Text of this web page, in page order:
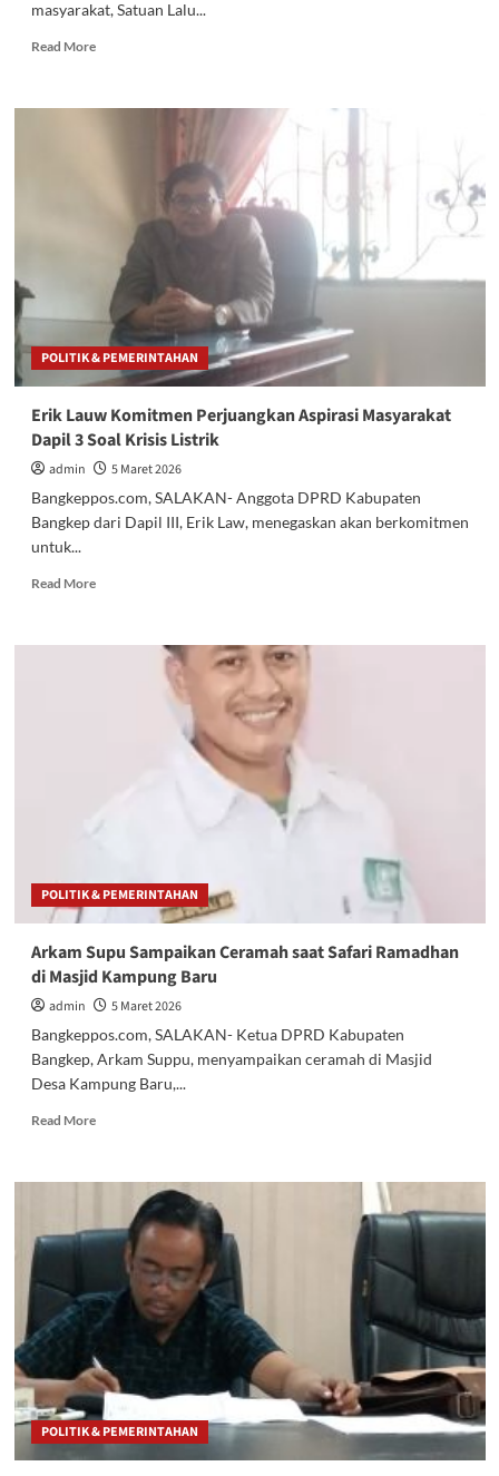
masyarakat, Satuan Lalu...
Read MoreRead
Satlantas
Pembuatan
Keliling
Banggai
Laut
POLITIK & PEMERINTAHAN
Erik Lauw Komitmen Perjuangkan Aspirasi Masyarakat
Dapil 3 Soal Krisis Listrik
admin
5 Maret 2026
Bangkeppos.com, SALAKAN- Anggota DPRD Kabupaten
Bangkep dari Dapil III, Erik Law, menegaskan akan berkomitmen
untuk...
Read MoreRead
Erik
Krisis
POLITIK & PEMERINTAHAN
Arkam Supu Sampaikan Ceramah saat Safari Ramadhan
di Masjid Kampung Baru
admin
5 Maret 2026
Bangkeppos.com, SALAKAN- Ketua DPRD Kabupaten
Bangkep, Arkam Suppu, menyampaikan ceramah di Masjid
Desa Kampung Baru,...
Read MoreRead
Arkam
Sampaikan
Ceramah
Safari
Ramadhan
di
Kampung
Baru
POLITIK & PEMERINTAHAN